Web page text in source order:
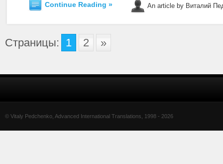
Continue Reading » An article by Виталий
Страницы: 1 2 »
© Vitaly Pedchenko, Advanced International Translations, 1998 - 2026